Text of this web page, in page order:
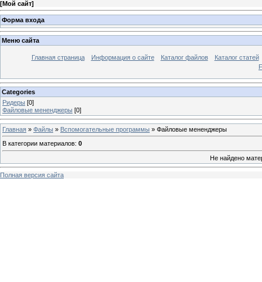
[Мой сайт]
Форма входа
Меню сайта
Главная страница Информация о сайте Каталог файлов
Каталог статей
Categories
Ридеры [0]
Файловые мененджеры [0]
Главная » Файлы » Вспомогательные программы » Файловые мененджеры
В категории материалов: 0
Не найдено
Полная версия сайта